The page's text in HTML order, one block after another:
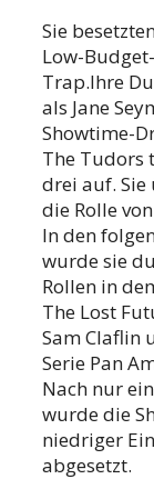
Sie
Low-
Trap.Ihre
als Jane
Showtime-
The Tudors
drei auf.
die Rolle
In den
wurde sie
Rollen in
The Lost
Sam Claflin
Serie Pan
Nach nur
wurde die
niedriger
abgesetzt.